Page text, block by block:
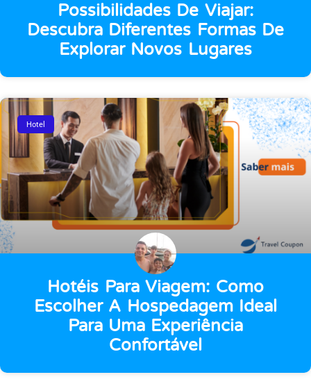
Possibilidades De Viajar:
Descubra Diferentes Formas De
Explorar Novos Lugares
Hotel
Hotéis Para Viagem: Como
Escolher A Hospedagem Ideal
Para Uma Experiência
Confortável